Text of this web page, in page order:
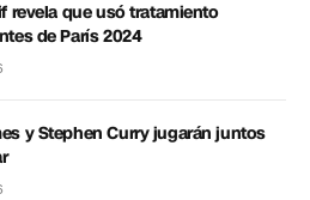
revela que usó tratamiento
de París 2024
y Stephen Curry jugarán juntos